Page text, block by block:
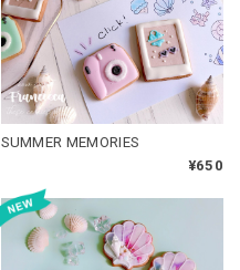
SUMMER MEMORIES
¥650